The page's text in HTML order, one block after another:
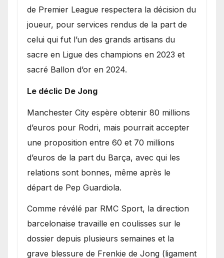
de Premier League respectera la décision du
joueur, pour services rendus de la part de
celui qui fut l’un des grands artisans du
sacre en Ligue des champions en 2023 et
sacré Ballon d’or en 2024.
Le déclic De Jong
​Manchester City espère obtenir 80 millions
d’euros pour Rodri, mais pourrait accepter
une proposition entre 60 et 70 millions
d’euros de la part du Barça, avec qui les
relations sont bonnes, même après le
départ de Pep Guardiola.
​Comme révélé par RMC Sport, la direction
barcelonaise travaille en coulisses sur le
dossier depuis plusieurs semaines et la
grave blessure de Frenkie de Jong (ligament